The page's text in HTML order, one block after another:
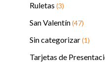
Ruletas (3)
San Valentín(47)
Sin categorizar(1)
Tarjetas de